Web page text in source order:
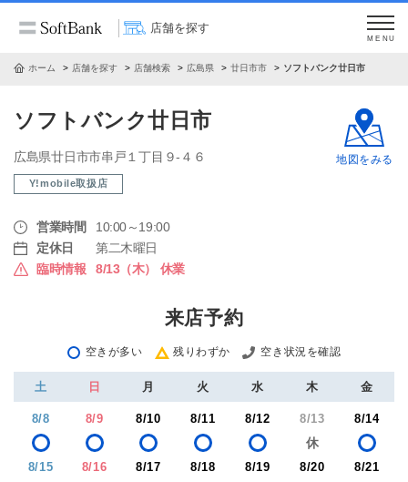
店舗を探す
MENU
ホーム 店舗を探す 店舗検索 広島県 廿日市市 ソフトバンク廿日市
ソフトバンク廿日市
広島県廿日市市串戸１丁目９‐４６
Y!mobile取扱店
営業時間
10:00～19:00
定休日
第二木曜日
臨時情報
8/13（木） 休業
地図をみる
来店予約
空きが多い 残りわずか 空き状況を確認
土 日 月 火 水 木 金
8/8 8/9 8/10 8/11 8/12 8/13 8/14
8/15 8/16 8/17 8/18 8/19 8/20 8/21